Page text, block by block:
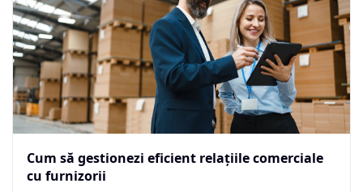
Cum să gestionezi eficient relațiile comerciale
cu furnizorii